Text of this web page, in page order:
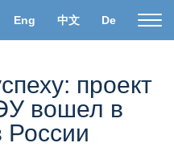
Eng 中文 De
проект
вошел в
России